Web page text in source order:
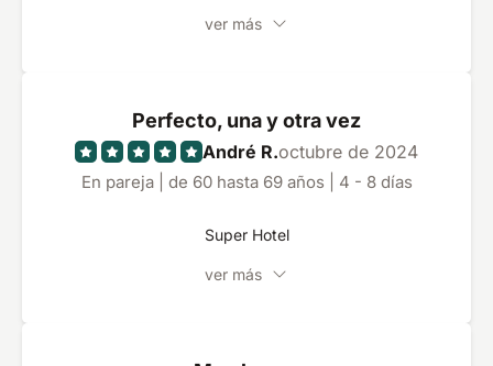
país y de la gente. Volveremos.
ver más
Perfecto, una y otra vez
André R.octubre de 2024
En pareja | de 60 hasta 69 años | 4 - 8 días
Super Hotel
ver más